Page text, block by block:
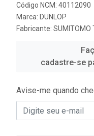
Código NCM: 40112090
Marca: DUNLOP
Fabricante: SUMITOMO
cadastre-se
Avise-me quando